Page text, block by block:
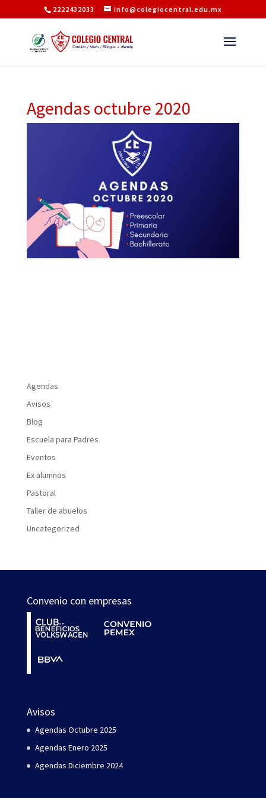
2222432033 info@colegiocentral.edu.mx
Agendas octubre 2020
Agendas
Avisos
Blog
Escuela para Padres
Eventos
Ex alumnos
Pastoral
Taller de abuelos
Uncategorized
Convenio con empresas
Avisos
Agendas Octubre 2025
Agendas Enero 2025
Agendas Diciembre 2024